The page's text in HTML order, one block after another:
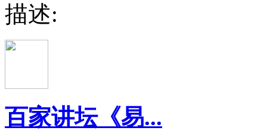
描述:
百家讲坛《易...